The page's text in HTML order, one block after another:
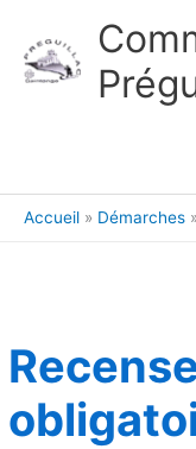
Accueil Démarches